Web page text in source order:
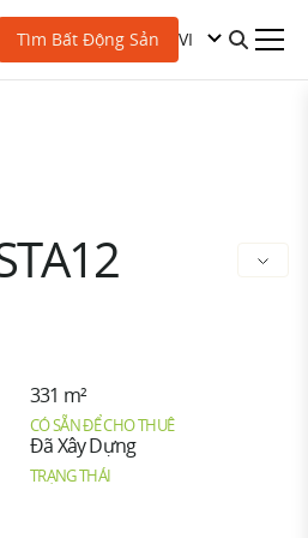
Tìm Bất Động Sản VI
331 m²
CÓ SẴN ĐỂ CHO THUÊ
Đã Xây Dựng
TRẠNG THÁI